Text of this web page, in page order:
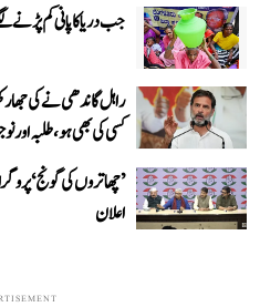
جب دریا کا پانی کم
راہل گاندھی نے کی
کسی کی بھی ہو، طلبہ اور
’چھاتروں کی گونج‘
اعلان